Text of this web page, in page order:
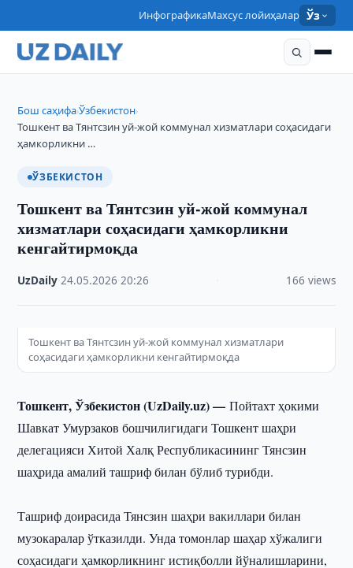
ИнфографикаМахсус лойиҳалар Ўз
Бош саҳифа›Ўзбекистон›
Тошкент ва Тянтсзин уй-жой коммунал хизматлари соҳасидаги
ҳамкорликни …
ЎЗБЕКИСТОН
Тошкент ва Тянтсзин уй-жой коммунал
хизматлари соҳасидаги ҳамкорликни
кенгайтирмоқда
UzDaily ·24.05.2026 ·20:26 166 views
Тошкент ва Тянтсзин уй-жой коммунал хизматлари
соҳасидаги ҳамкорликни кенгайтирмоқда
Тошкент, Ўзбекистон (UzDaily.uz) —Пойтахт ҳокими
Шавкат Умурзаков бошчилигидаги Тошкент шаҳри
делегацияси Хитой Халқ Республикасининг Тянсзин
шаҳрида амалий ташриф билан бўлиб турибди.
Ташриф доирасида Тянсзин шаҳри вакиллари билан
музокаралар ўтказилди. Унда томонлар шаҳар хўжалиги
соҳасидаги ҳамкорликнинг истиқболли йўналишларини,